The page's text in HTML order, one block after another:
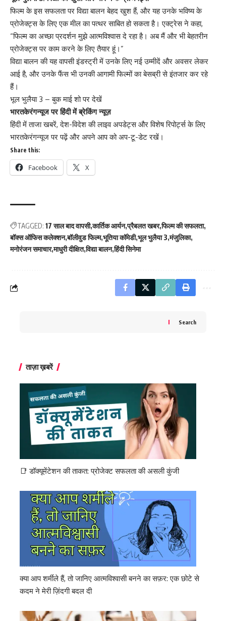
फिल्म के इस सफलता पर विद्या बालन बेहद खुश हैं, और यह उनके भविष्य के
प्रोजेक्ट्स के लिए एक मील का पत्थर साबित हो सकता है। एक्ट्रेस ने कहा,
“फिल्म का अच्छा प्रदर्शन मुझे आत्मविश्वास दे रहा है। अब मैं और भी बेहतरीन
प्रोजेक्ट्स पर काम करने के लिए तैयार हूं।”
विद्या बालन की यह वापसी इंडस्ट्री में उनके लिए नई उम्मीदें और अवसर लेकर
आई है, और उनके फैंस भी उनकी आगामी फिल्मों का बेसब्री से इंतजार कर रहे
हैं।
भूल भुलैया 3 – बुक माई शो पर देखें
भारतकेरंगन्यूज पर हिंदी में ब्रेकिंग न्यूज़
हिंदी में ताजा खबरें, देश-विदेश की लाइव अपडेट्स और विशेष रिपोर्ट्स के लिए
भारतकेरंगन्यूज पर पढ़ें और अपने आप को अप-टू-डेट रखें।
Share this:
Facebook X
TAGGED: 17 साल बाद वापसी कार्तिक आर्यन प्रैबलत खबर फिल्म की सफलता
बॉक्स ऑफिस कलेक्शन बॉलीवुड फिल्म भूतिया कॉमेडी भूल भुलैया 3 मंजुलिका
मनोरंजन समाचार माधुरी दीक्षित विद्या बालन हिंदी सिनेमा
Search
ताज़ा ख़बरें
📑 डॉक्यूमेंटेशन की ताकत: प्रोजेक्ट सफलता की असली कुंजी
क्या आप शर्मीले हैं, तो जानिए आत्मविश्वासी बनने का सफ़र: एक छोटे से
कदम ने मेरी ज़िंदगी बदल दी